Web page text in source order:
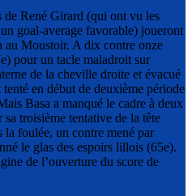
de René Girard (qui ont vu les
goal-average favorable) joueront
au Moustoir. A dix contre onze
pour un tacle maladroit sur
de la cheville droite et évacué
en début de deuxième période
Basa a manqué le cadre à deux
troisième tentative de la tête
la foulée, un contre mené par
le glas des espoirs lillois (65e).
de l’ouverture du score de